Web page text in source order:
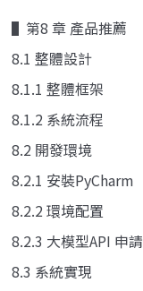
▌第8 章 產品推薦
8.1 整體設計
8.1.1 整體框架
8.1.2 系統流程
8.2 開發環境
8.2.1 安裝PyCharm
8.2.2 環境配置
8.2.3 大模型API 申請
8.3 系統實現